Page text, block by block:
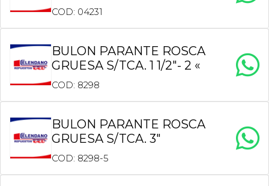
COD: 04231
BULON PARANTE ROSCA
GRUESA S/TCA. 1 1/2″- 2 «
COD: 8298
BULON PARANTE ROSCA
GRUESA S/TCA. 3″
COD: 8298-5